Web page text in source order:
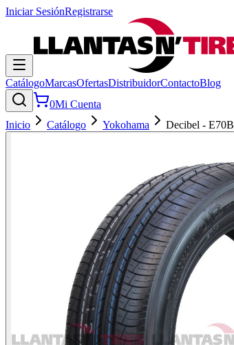
Iniciar SesiónRegistrarse
CatálogoMarcasOfertasDistribuidorContactoBlog
0Mi Cuenta
Inicio
Catálogo Yokohama Decibel - E70B